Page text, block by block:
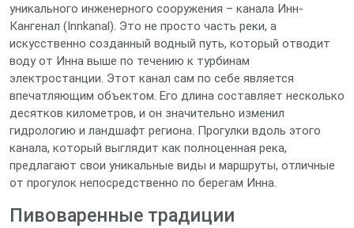
уникального инженерного сооружения – канала Инн-
Кангенал (Innkanal). Это не просто часть реки, а
искусственно созданный водный путь, который отводит
воду от Инна выше по течению к турбинам
электростанции. Этот канал сам по себе является
впечатляющим объектом. Его длина составляет несколько
десятков километров, и он значительно изменил
гидрологию и ландшафт региона. Прогулки вдоль этого
канала, который выглядит как полноценная река,
предлагают свои уникальные виды и маршруты, отличные
от прогулок непосредственно по берегам Инна.
Пивоваренные традиции